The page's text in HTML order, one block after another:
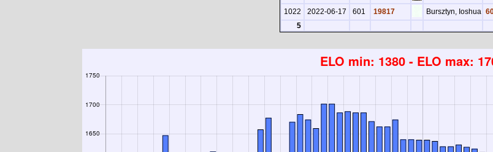
1022
2022-06-17 601 19817 Bursztyn, Ioshua
5